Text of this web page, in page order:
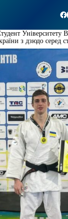
Університету
з дзюдо серед